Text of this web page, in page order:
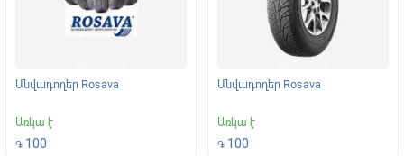
Անվադողեր Rosava
Առկա է
֏ 100
Անվադողեր Rosava
Առկա է
֏ 100